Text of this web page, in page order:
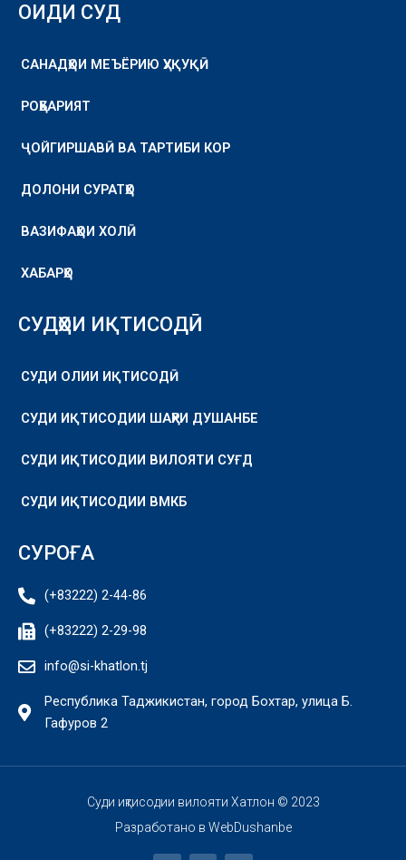
ОИДИ СУД
САНАДҲОИ МЕЪЁРИЮ ҲУҚУҚӢ
РОҲБАРИЯТ
ҶОЙГИРШАВӢ ВА ТАРТИБИ КОР
ДОЛОНИ СУРАТҲО
ВАЗИФАҲОИ ХОЛӢ
ХАБАРҲО
СУДҲОИ ИҚТИСОДӢ
СУДИ ОЛИИ ИҚТИСОДӢ
СУДИ ИҚТИСОДИИ ШАҲРИ ДУШАНБЕ
СУДИ ИҚТИСОДИИ ВИЛОЯТИ СУҒД
СУДИ ИҚТИСОДИИ ВМКБ
СУРОҒА
(+83222) 2-44-86
(+83222) 2-29-98
info@si-khatlon.tj
Республика Таджикистан, город Бохтар, улица Б.
Гафуров 2
Суди иқтисодии вилояти Хатлон © 2023
Разработано в WebDushanbe